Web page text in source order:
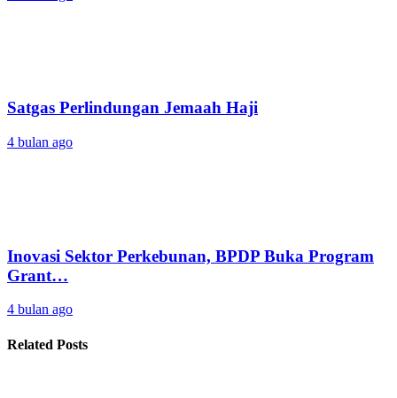
Satgas Perlindungan Jemaah Haji
4 bulan ago
Inovasi Sektor Perkebunan, BPDP Buka Program
Grant…
4 bulan ago
Related Posts